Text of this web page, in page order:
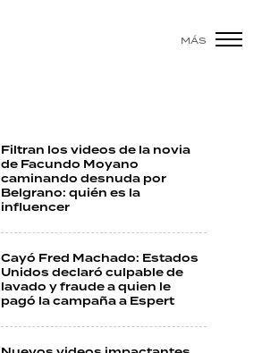
MÁS
Filtran los videos de la novia
de Facundo Moyano
caminando desnuda por
Belgrano: quién es la
influencer
Cayó Fred Machado: Estados
Unidos declaró culpable de
lavado y fraude a quien le
pagó la campaña a Espert